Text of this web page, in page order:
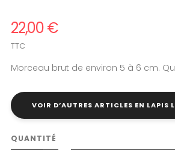
22,00 €
TTC
Morceau brut de environ 5 à 6 cm.
VOIR D’AUTRES ARTICLES EN LAPIS
QUANTITÉ